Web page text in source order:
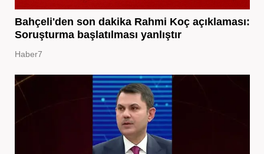
Bahçeli'den son dakika Rahmi Koç açıklaması:
Soruşturma başlatılması yanlıştır
Haber7